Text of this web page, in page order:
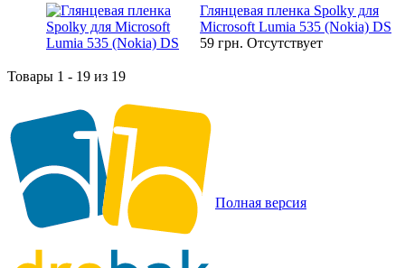
Глянцевая пленка Spolky для
Microsoft Lumia 535 (Nokia) DS
59 грн. Отсутствует
Товары 1 - 19 из 19
Полная версия